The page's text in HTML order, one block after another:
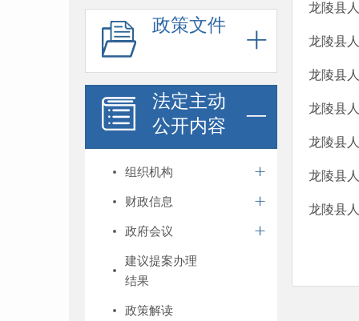
政策文件
法定主动
公开内容
组织机构
财政信息
政府会议
建议提案办理
结果
政策解读
龙陵县
龙陵县
龙陵县
龙陵县
龙陵县
龙陵县
龙陵县